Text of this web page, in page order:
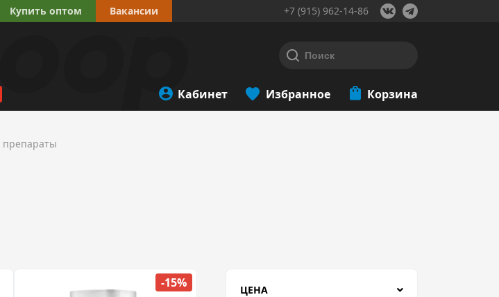
Купить оптом Вакансии +7 (915) 962-14-86
Кабинет Избранное Корзина
ЦЕНА
-15%